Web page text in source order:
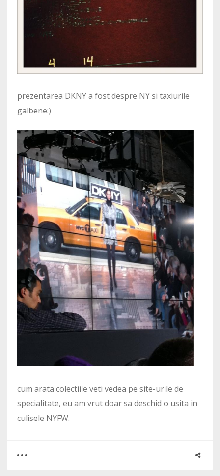
prezentarea DKNY a fost despre NY si taxiurile
galbene:)
cum arata colectiile veti vedea pe site-urile de
specialitate, eu am vrut doar sa deschid o usita in
culisele NYFW.